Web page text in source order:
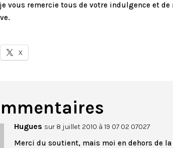
vous remercie tous de votre indulgence et
X
Hugues sur 8 juillet 2010 à 19 07 02 07027
Merci du soutient, mais moi en dehors de